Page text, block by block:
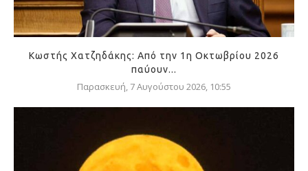
Κωστής Χατζηδάκης: Από την 1η Οκτωβρίου 2026
παύουν...
Παρασκευή, 7 Αυγούστου 2026, 10:55